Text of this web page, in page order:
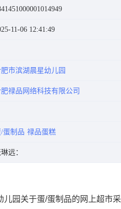
11-06 12:41:49
市滨湖晨星幼儿园
禄品网络科技有限公司
蛋制品 禄品蛋糕
远：
儿园关于蛋/蛋制品的网上超市